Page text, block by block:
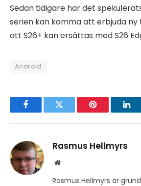
Sedan tidigare har det
serien kan komma att erbjuda
att S26+ kan ersättas med S26
Android
FacebookTwitter Pinterest
Rasmus Hellmyrs
Website
Rasmus Hellmyrs är